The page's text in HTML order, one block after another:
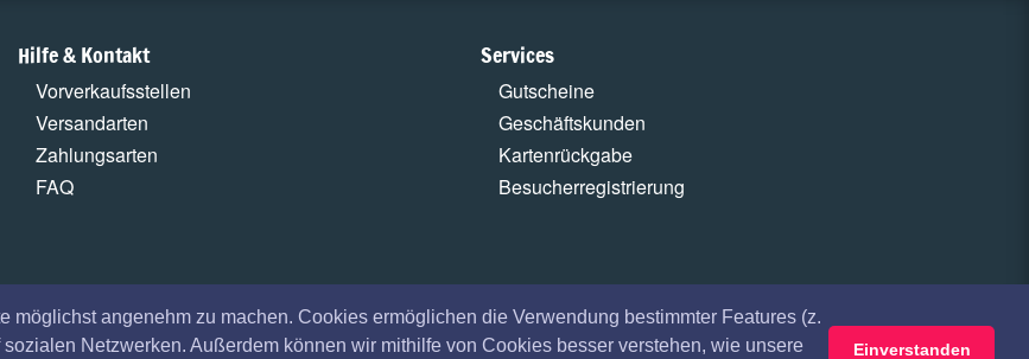
angenehm zu machen. Cookies ermöglichen die Verwendung bestimmter Features (z.
Netzwerken. Außerdem können wir mithilfe von Cookies besser verstehen, wie unsere
Einverstanden
Hilfe & Kontakt
Vorverkaufsstellen
Versandarten
Zahlungsarten
FAQ
Services
Gutscheine
Geschäftskunden
Kartenrückgabe
Besucherregistrierung